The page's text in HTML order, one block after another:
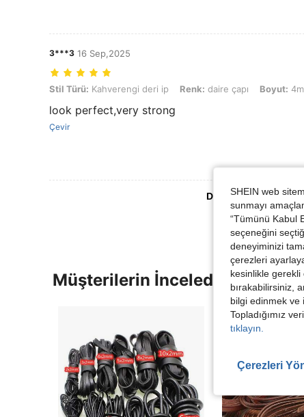
3***3 16 Sep,2025
Stil Türü: Kahverengi deri ip, Renk: daire çapı, Boyut: 4mm-2 metre
Stil Türü: Kahverengi deri ip Renk: daire çapı Boyut:
look perfect,very strong
Çevir
Daha Fazla
Müşterilerin İncelediği Diğer
SHEIN web
sunmayı
“Tümünü Kabul
seçeneğini
deneyiminizi
çerezleri
kesinlikle gerekli
bırakabilirsiniz,
bilgi edinmek ve
Topladığımız
tıklayın.
Çerezleri